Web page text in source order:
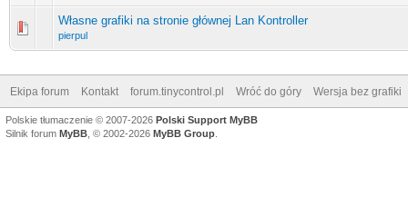
Własne grafiki na stronie głównej Lan Kontroller
pierpul
Ekipa forum Kontakt forum.tinycontrol.pl Wróć do góry Wersja bez grafiki
Polskie tłumaczenie © 2007-2026 Polski Support MyBB
Silnik forum MyBB , © 2002-2026 MyBB Group